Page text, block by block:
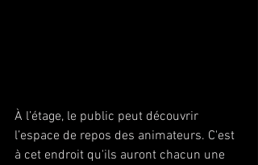
À l’étage, le public peut découvrir
l’espace de repos des animateurs. C'est
à cet endroit qu'ils auront chacun une